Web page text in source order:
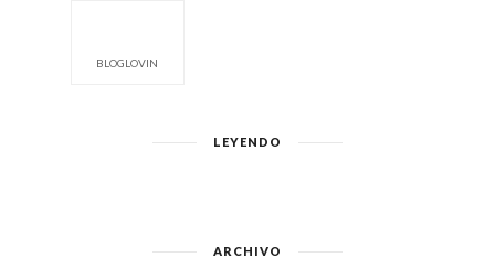
BLOGLOVIN
LEYENDO
ARCHIVO